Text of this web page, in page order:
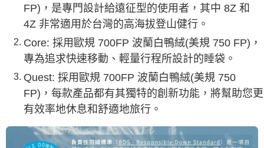
FP)，是專門設計給遠征型的使用者，其中 8Z 和
4Z 非常適用於台灣的高海拔登山健行。
Core: 採用歐規 700FP 波蘭白鴨絨(美規 750 FP)，
專為追求快速移動、輕量行程所設計的睡袋。
Quest: 採用歐規 700FP 波蘭白鴨絨(美規 750
FP)，每款產品都有其獨特的創新功能，將幫助您更
有效率地休息和舒適地旅行。